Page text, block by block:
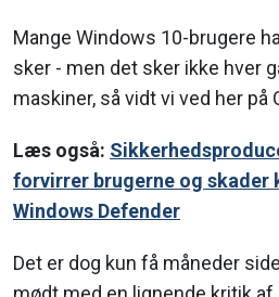
Mange Windows 10-brugere
sker - men det sker ikke hver
maskiner, så vidt vi ved her på
Læs også:
forvirrer brugerne og skader
Windows Defender
Det er dog kun få måneder